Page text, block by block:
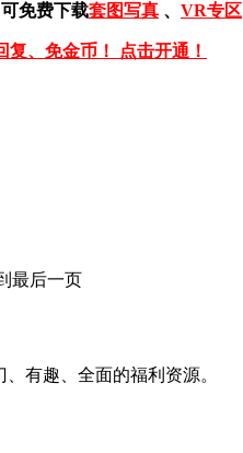
免费下载套图写真 、 VR专区
、免金币！ 点击开通！
最后一页
有趣、全面的福利资源。